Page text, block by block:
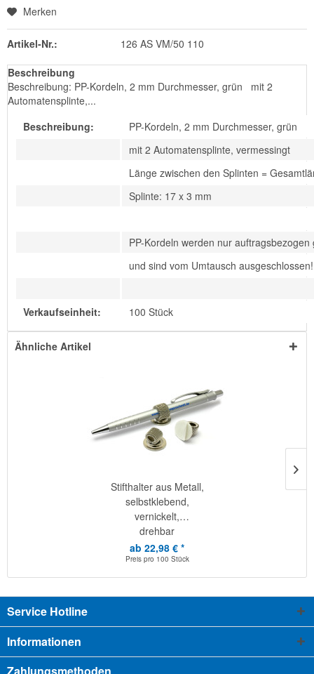
Merken
Artikel-Nr.: 126 AS VM/50 110
Beschreibung
Beschreibung: PP-Kordeln, 2 mm Durchmesser, grün mit 2
Automatensplinte,...
Beschreibung:
PP-Kordeln, 2 mm Durchmesser, grün
mit 2 Automatensplinte, vermessingt
Länge zwischen den Splinten =
Splinte: 17 x 3 mm
PP-Kordeln werden nur
und sind vom Umtausch ausgeschlossen!
Verkaufseinheit: 100 Stück
Ähnliche Artikel
Stifthalter aus Metall,
selbstklebend,
vernickelt,
drehbar
ab 22,98 € *
Preis pro 100 Stück
Service Hotline
Informationen